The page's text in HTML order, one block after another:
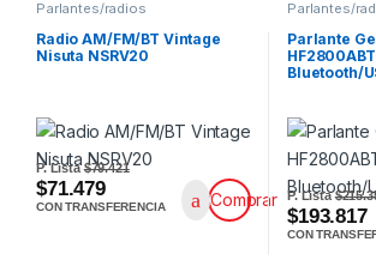
Parlantes/radios
Radio AM/FM/BT Vintage
Nisuta NSRV20
P. Lista$79.421
$71.479
CON TRANSFERENCIA Comprar
Parlantes/
Parlante
Bluetooth/
P. Lista
$193.817
CON